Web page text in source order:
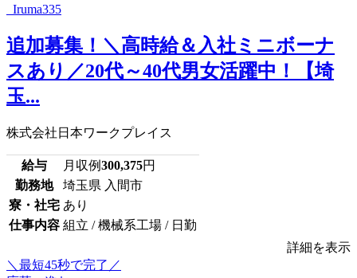
追加募集！＼高時給＆入社ミニボーナ
スあり／20代～40代男女活躍中！【埼
玉...
株式会社日本ワークプレイス
給与 月収例300,375円
勤務地
埼玉県 入間市
寮・社宅 あり
仕事内容 組立 / 機械系工場 / 日勤
詳細を表示
＼最短45秒で完了／